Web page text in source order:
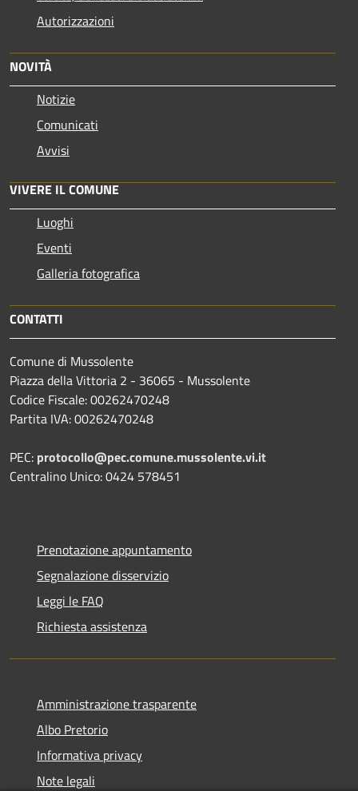
Autorizzazioni
NOVITÀ
Notizie
Comunicati
Avvisi
VIVERE IL COMUNE
Luoghi
Eventi
Galleria fotografica
CONTATTI
Comune di Mussolente
Piazza della Vittoria 2 - 36065 - Mussolente
Codice Fiscale: 00262470248
Partita IVA: 00262470248
PEC: protocollo@pec.comune.mussolente.vi.it
Centralino Unico: 0424 578451
Prenotazione appuntamento
Segnalazione disservizio
Leggi le FAQ
Richiesta assistenza
Amministrazione trasparente
Albo Pretorio
Informativa privacy
Note legali